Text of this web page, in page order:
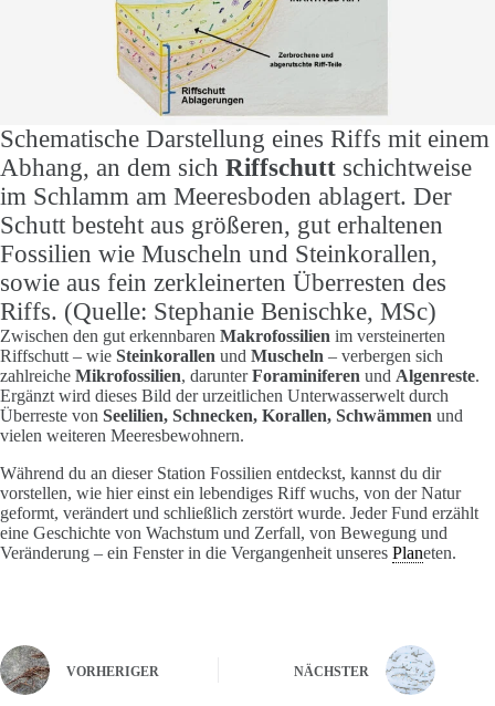
Schematische Darstellung eines Riffs mit einem
Abhang, an dem sich Riffschutt schichtweise
im Schlamm am Meeresboden ablagert. Der
Schutt besteht aus größeren, gut erhaltenen
Fossilien wie Muscheln und Steinkorallen,
sowie aus fein zerkleinerten Überresten des
Riffs. (Quelle: Stephanie Benischke, MSc)
Zwischen den gut erkennbaren Makrofossilien im versteinerten
Riffschutt – wie Steinkorallen und Muscheln – verbergen sich
zahlreiche Mikrofossilien, darunterForaminiferen und Algenreste.
Ergänzt wird dieses Bild der urzeitlichen Unterwasserwelt durch
Überreste von Seelilien, Schnecken, Korallen, Schwämmen und
vielen weiteren Meeresbewohnern.
Während du an dieser Station Fossilien entdeckst, kannst du dir
vorstellen, wie hier einst ein lebendiges Riff wuchs, von der Natur
geformt, verändert und schließlich zerstört wurde. Jeder Fund erzählt
eine Geschichte von Wachstum und Zerfall, von Bewegung und
Veränderung – ein Fenster in die Vergangenheit unseres Planeten.
VORHERIGER NÄCHSTER